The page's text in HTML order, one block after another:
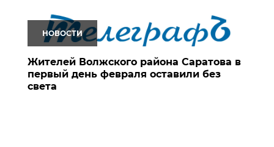
НОВОСТИ
Жителей Волжского района Саратова в
первый день февраля оставили без
света